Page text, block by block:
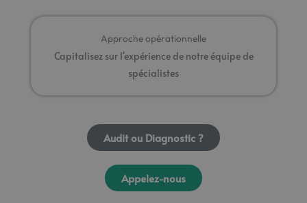
Approche opérationnelle
Capitalisez sur l'expérience de notre équipe de
spécialistes
Audit ou Diagnostic ?
Appelez-nous